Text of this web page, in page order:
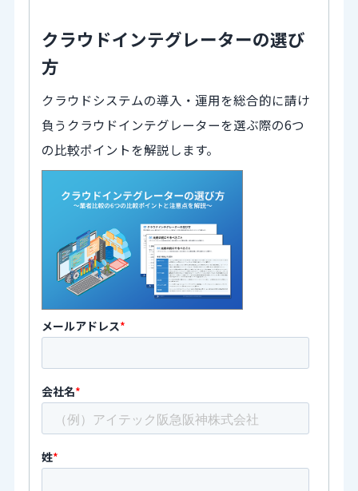
クラウドインテグレーターの選び
方
クラウドシステムの導入・運用を総合的に請け
負うクラウドインテグレーターを選ぶ際の6つ
の比較ポイントを解説します。